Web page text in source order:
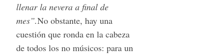
llenar la nevera a final de
mes”.No obstante, hay una
cuestión que ronda en la cabeza
de todos los no músicos: para un